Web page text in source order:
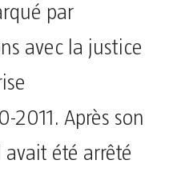
par
avec la justice
2011. Après son
été arrêté